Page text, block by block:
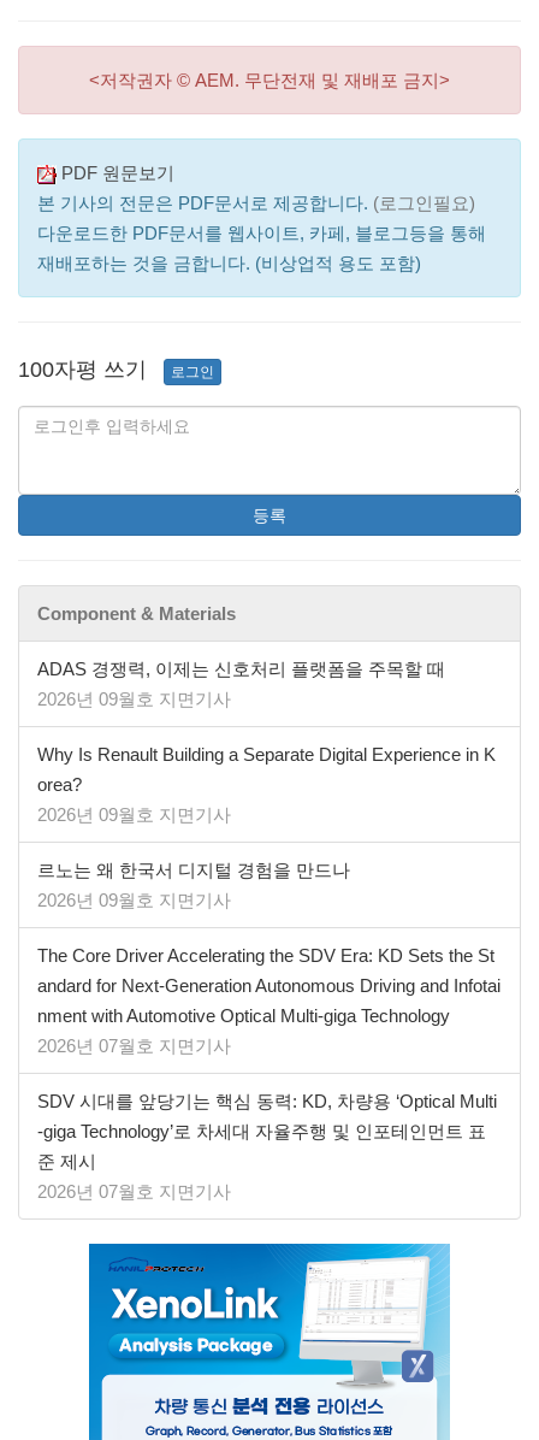
<저작권자 © AEM. 무단전재 및 재배포 금지>
PDF 원문보기
본 기사의 전문은 PDF문서로 제공합니다. (로그인필요)
다운로드한 PDF문서를 웹사이트, 카페, 블로그등을 통해
재배포하는 것을 금합니다. (비상업적 용도 포함)
100자평 쓰기 로그인
등록
Component & Materials
ADAS 경쟁력, 이제는 신호처리 플랫폼을 주목할 때
2026년 09월호 지면기사
Why Is Renault Building a Separate Digital Experience in K
orea?
2026년 09월호 지면기사
르노는 왜 한국서 디지털 경험을 만드나
2026년 09월호 지면기사
The Core Driver Accelerating the SDV Era: KD Sets the St
andard for Next-Generation Autonomous Driving and Infotai
nment with Automotive Optical Multi-giga Technology
2026년 07월호 지면기사
SDV 시대를 앞당기는 핵심 동력: KD, 차량용 ‘Optical Multi
-giga Technology’로 차세대 자율주행 및 인포테인먼트 표
준 제시
2026년 07월호 지면기사